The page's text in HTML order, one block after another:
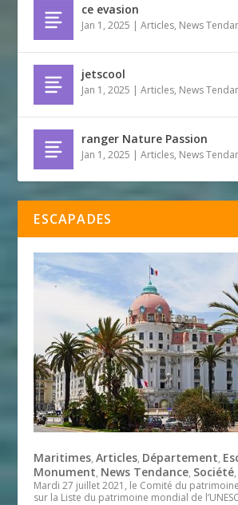
ce evasion
Jan 1, 2025 |Articles, News
jetscool
Jan 1, 2025 |Articles, News
ranger Nature Passion
Jan 1, 2025 |Articles, News
ESCAPADES
Maritimes,Articles, Département,
Monument, News Tendance, Société,
Mardi 27 juillet 2021, le Comité du
sur la Liste du patrimoine mondial de